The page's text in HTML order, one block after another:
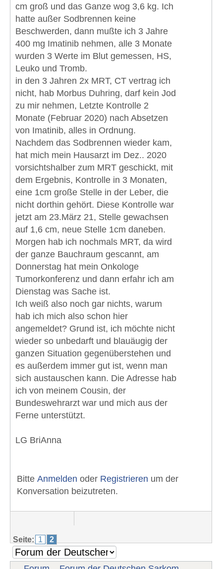
cm groß und das Ganze wog 3,6 kg. Ich
hatte außer Sodbrennen keine
Beschwerden, dann mußte ich 3 Jahre
400 mg Imatinib nehmen, alle 3 Monate
wurden 3 Werte im Blut gemessen, HS,
Leuko und Tromb.
in den 3 Jahren 2x MRT, CT vertrag ich
nicht, hab Morbus Duhring, darf kein Jod
zu mir nehmen, Letzte Kontrolle 2
Monate (Februar 2020) nach Absetzen
von Imatinib, alles in Ordnung.
Nachdem das Sodbrennen wieder kam,
hat mich mein Hausarzt im Dez.. 2020
vorsichtshalber zum MRT geschickt, mit
dem Ergebnis, Kontrolle in 3 Monaten,
eine 1cm große Stelle in der Leber, die
nicht dorthin gehört. Diese Kontrolle war
jetzt am 23.März 21, Stelle gewachsen
auf 1,6 cm, neue Stelle 1cm daneben.
Morgen hab ich nochmals MRT, da wird
der ganze Bauchraum gescannt, am
Donnerstag hat mein Onkologe
Tumorkonferenz und dann erfahr ich am
Dienstag was Sache ist.
Ich weiß also noch gar nichts, warum
hab ich mich also schon hier
angemeldet? Grund ist, ich möchte nicht
wieder so unbedarft und blauäugig der
ganzen Situation gegenüberstehen und
es außerdem immer gut ist, wenn man
sich austauschen kann. Die Adresse hab
ich von meinem Cousin, der
Bundeswehrarzt war und mich aus der
Ferne unterstützt.
LG BriAnna
Bitte Anmelden oder Registrieren um der
Konversation beizutreten.
Seite: 1 2